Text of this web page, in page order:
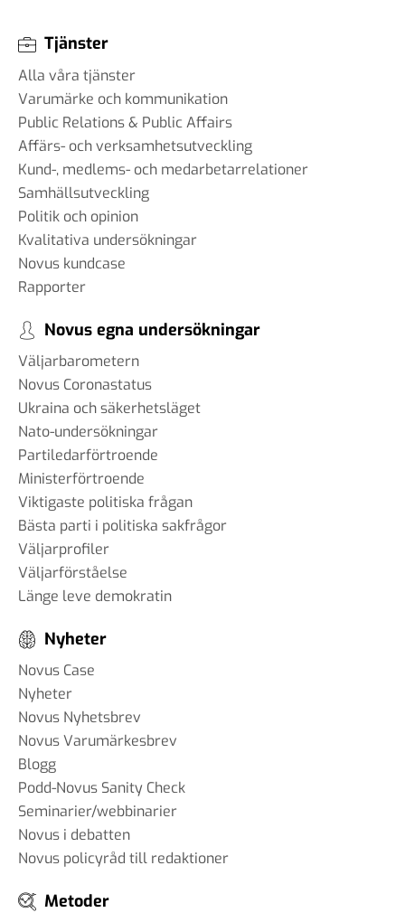
påverkansarbetet
16 sep 2025
#98 - Claire Durand -
Demokrati i världen
22 aug 2025
11 jul 2025
#96 - Charbel Gabro - att
bygga broar mellan grupper i
samhället
03 jun 2025
#95 - Jannike Tillå - internet
och demokrati
19 maj 2025
samhällskommunikation
08 maj 2025
#93 - Brit Stakston -
svenskarnas medievanor
30 apr 2025
Tjänster
Alla våra tjänster
Varumärke och kommunikation
Public Relations & Public Affairs
Affärs- och verksamhetsutveckling
Kund-, medlems- och medarbetarrelationer
Samhällsutveckling
Politik och opinion
Kvalitativa undersökningar
Novus kundcase
Rapporter
Novus egna undersökningar
Väljarbarometern
Novus Coronastatus
Ukraina och säkerhetsläget
Nato-undersökningar
Partiledarförtroende
Ministerförtroende
Viktigaste politiska frågan
Bästa parti i politiska sakfrågor
Väljarprofiler
Väljarförståelse
Länge leve demokratin
Nyheter
Novus Case
Nyheter
Novus Nyhetsbrev
Novus Varumärkesbrev
Blogg
Podd-Novus Sanity Check
Seminarier/webbinarier
Novus i debatten
Novus policyråd till redaktioner
Metoder